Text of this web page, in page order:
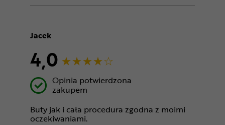
Jacek
4,0
Opinia potwierdzona
zakupem
Buty jak i cała procedura zgodna z moimi
oczekiwaniami.